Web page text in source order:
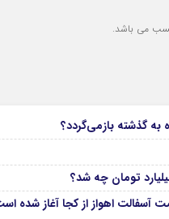
می باشد.
به گذشته بازمی‌گردد؟